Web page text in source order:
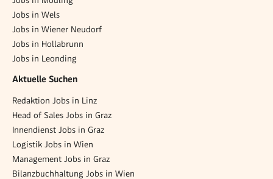
Jobs in Wels
Jobs in Wiener Neudorf
Jobs in Hollabrunn
Jobs in Leonding
Aktuelle Suchen
Redaktion Jobs in Linz
Head of Sales Jobs in Graz
Innendienst Jobs in Graz
Logistik Jobs in Wien
Management Jobs in Graz
Bilanzbuchhaltung Jobs in Wien